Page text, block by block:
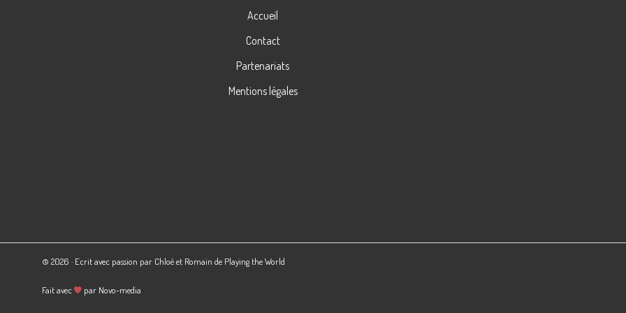
Accueil
Contact
Partenariats
Mentions légales
© 2026 · Ecrit avec passion par Chloé et Romain de Playing the World
Fait avec par Novo-media